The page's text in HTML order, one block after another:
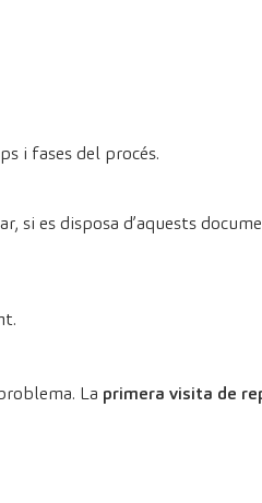
i fases del procés.
si es disposa d’aquests
La primera visita de